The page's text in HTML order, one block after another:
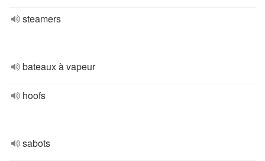
steamers
bateaux à vapeur
hoofs
sabots